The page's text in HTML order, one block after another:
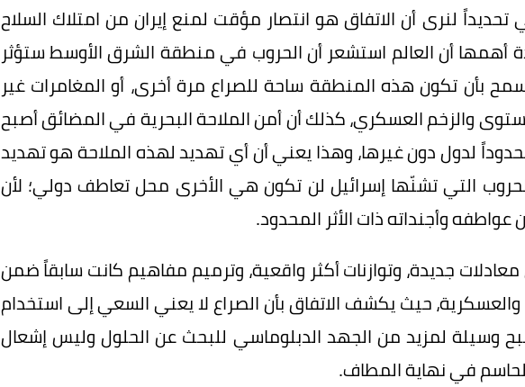
لنرى أن الاتفاق هو انتصار مؤقت لمنع إيران من امتلاك السلاح
أهمها أن العالم استشعر أن الحروب في منطقة الشرق الأوسط ستؤثر
بأن تكون هذه المنطقة ساحة للصراع مرة أخرى، أو المغامرات غير
والزخم العسكري، كذلك أن أمن الملاحة البحرية في المضائق أصبح
لدول دون غيرها، وهذا يعني أن أي تهديد لهذه الملاحة هو تهديد
التي تشنّها إسرائيل لن تكون هي الأخرى محل تعاطف دولي؛ لأن
عواطفه وأجنداته ذات الأثر المحدود.
جديدة، وتوازنات أكثر واقعية، وترميم مفاهيم كانت سابقاً ضمن
حيث يكشف الاتفاق بأن الصراع لا يعني السعي إلى استخدام
وسيلة لمزيد من الجهد الدبلوماسي للبحث عن الحلول وليس إشعال
في نهاية المطاف.